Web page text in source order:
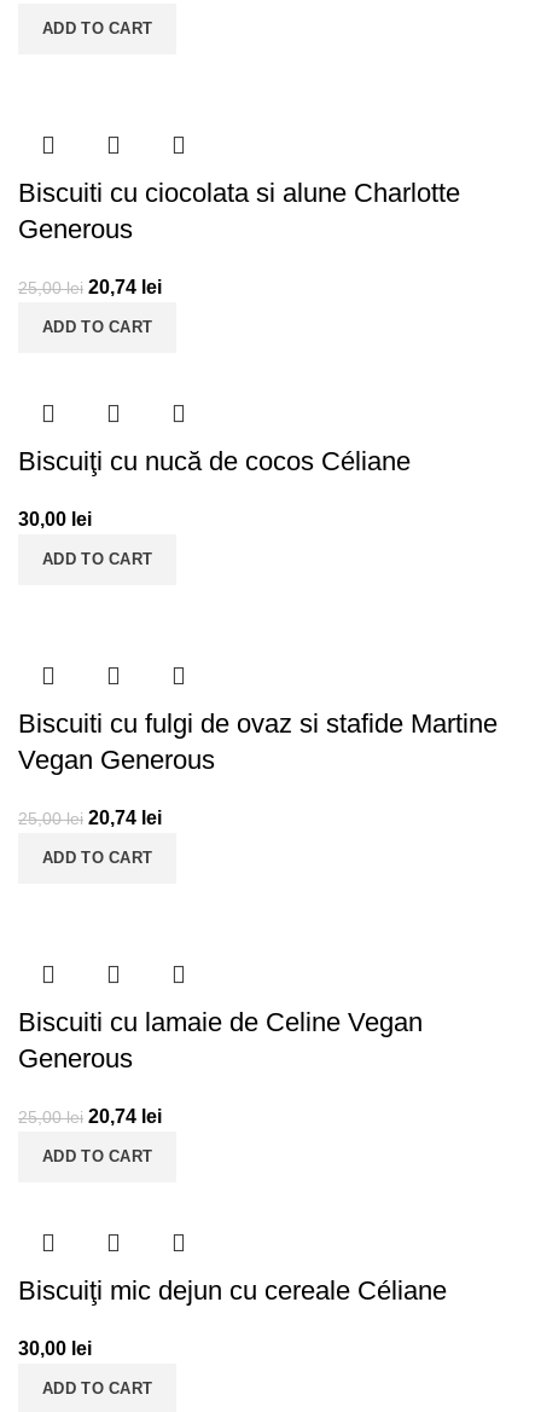
ADD TO CART
Biscuiti cu ciocolata si alune Charlotte
Generous
25,00lei 20,74 lei
ADD TO CART
Biscuiţi cu nucă de cocos Céliane
30,00 lei
ADD TO CART
Biscuiti cu fulgi de ovaz si stafide Martine
Vegan Generous
25,00lei 20,74 lei
ADD TO CART
Biscuiti cu lamaie de Celine Vegan
Generous
25,00lei 20,74 lei
ADD TO CART
Biscuiţi mic dejun cu cereale Céliane
30,00 lei
ADD TO CART